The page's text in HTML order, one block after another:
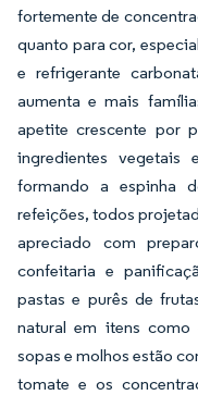
fortemente de
quanto para cor,
e refrigerante
aumenta e mais
apetite crescente por
ingredientes vegetais
formando a espinha
refeições, todos
apreciado com
confeitaria e
pastas e purês de
natural em itens como
sopas e molhos estão
tomate e os